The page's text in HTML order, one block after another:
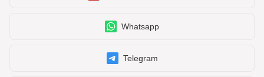
Whatsapp
Telegram